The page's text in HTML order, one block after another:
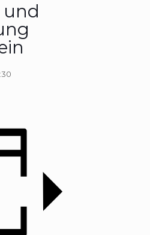
und